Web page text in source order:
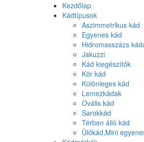
Kezdőlap
Kádtípusok
Aszimmetrikus kád
Egyenes kád
Hidromasszázs
Jakuzzi
Kád kiegészítők
Kör kád
Különleges kád
Lemezkádak
Ovális kád
Sarokkád
Térben álló kád
Ülőkád,Mini